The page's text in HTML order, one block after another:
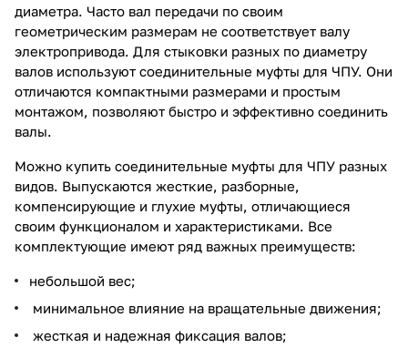
диаметра. Часто вал передачи по своим
геометрическим размерам не соответствует валу
электропривода. Для стыковки разных по диаметру
валов используют соединительные муфты для ЧПУ. Они
отличаются компактными размерами и простым
монтажом, позволяют быстро и эффективно соединить
валы.
Можно купить соединительные муфты для ЧПУ разных
видов. Выпускаются жесткие, разборные,
компенсирующие и глухие муфты, отличающиеся
своим функционалом и характеристиками. Все
комплектующие имеют ряд важных преимуществ:
небольшой вес;
минимальное влияние на вращательные движения;
жесткая и надежная фиксация валов;